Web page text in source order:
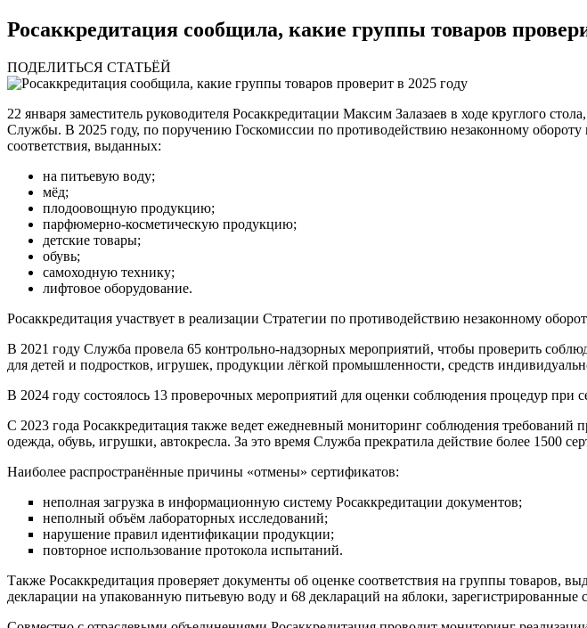
Росаккредитация сообщила, какие группы товаров
ПОДЕЛИТЬСЯ СТАТЬЁЙ
22 января заместитель руководителя Росаккредитации Максим Залазаев в ходе круглого
Службы. В 2025 году, по поручению Госкомиссии по противодействию незаконному
соответствия, выданных:
на питьевую воду;
мёд;
плодоовощную продукцию;
парфюмерно-косметическую продукцию;
детские товары;
обувь;
самоходную технику;
лифтовое оборудование.
Росаккредитация участвует в реализации Стратегии по противодействию незаконному
В 2021 году Служба провела 65 контрольно-надзорных мероприятий, чтобы проверить
для детей и подростков, игрушек, продукции лёгкой промышленности, средств
В 2024 году состоялось 13 проверочных мероприятий для оценки соблюдения процедур при
С 2023 года Росаккредитация также ведет ежедневный мониторинг соблюдения
одежда, обувь, игрушки, автокресла. За это время Служба прекратила действие более 1500
Наиболее распространённые причины «отмены» сертификатов:
неполная загрузка в информационную систему Росаккредитации документов;
неполный объём лабораторных исследований;
нарушение правил идентификации продукции;
повторное использование протокола испытаний.
Также Росаккредитация проверяет документы об оценке соответствия на группы
декларации на упакованную питьевую воду и 68 деклараций на яблоки, зарегистрированные